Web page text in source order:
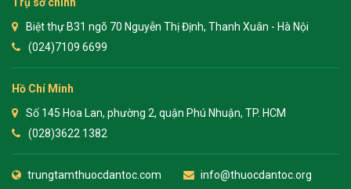
Biệt thự B31 ngõ 70 Nguyễn Thị Định, Thanh Xuân - Hà Nội
(024)7109 6699
Hồ Chí Minh
Số 145 Hoa Lan, phường 2, quận Phú Nhuận, TP. HCM
(028)3622 1382
trungtamthuocdantoc.com info@thuocdantoc.org